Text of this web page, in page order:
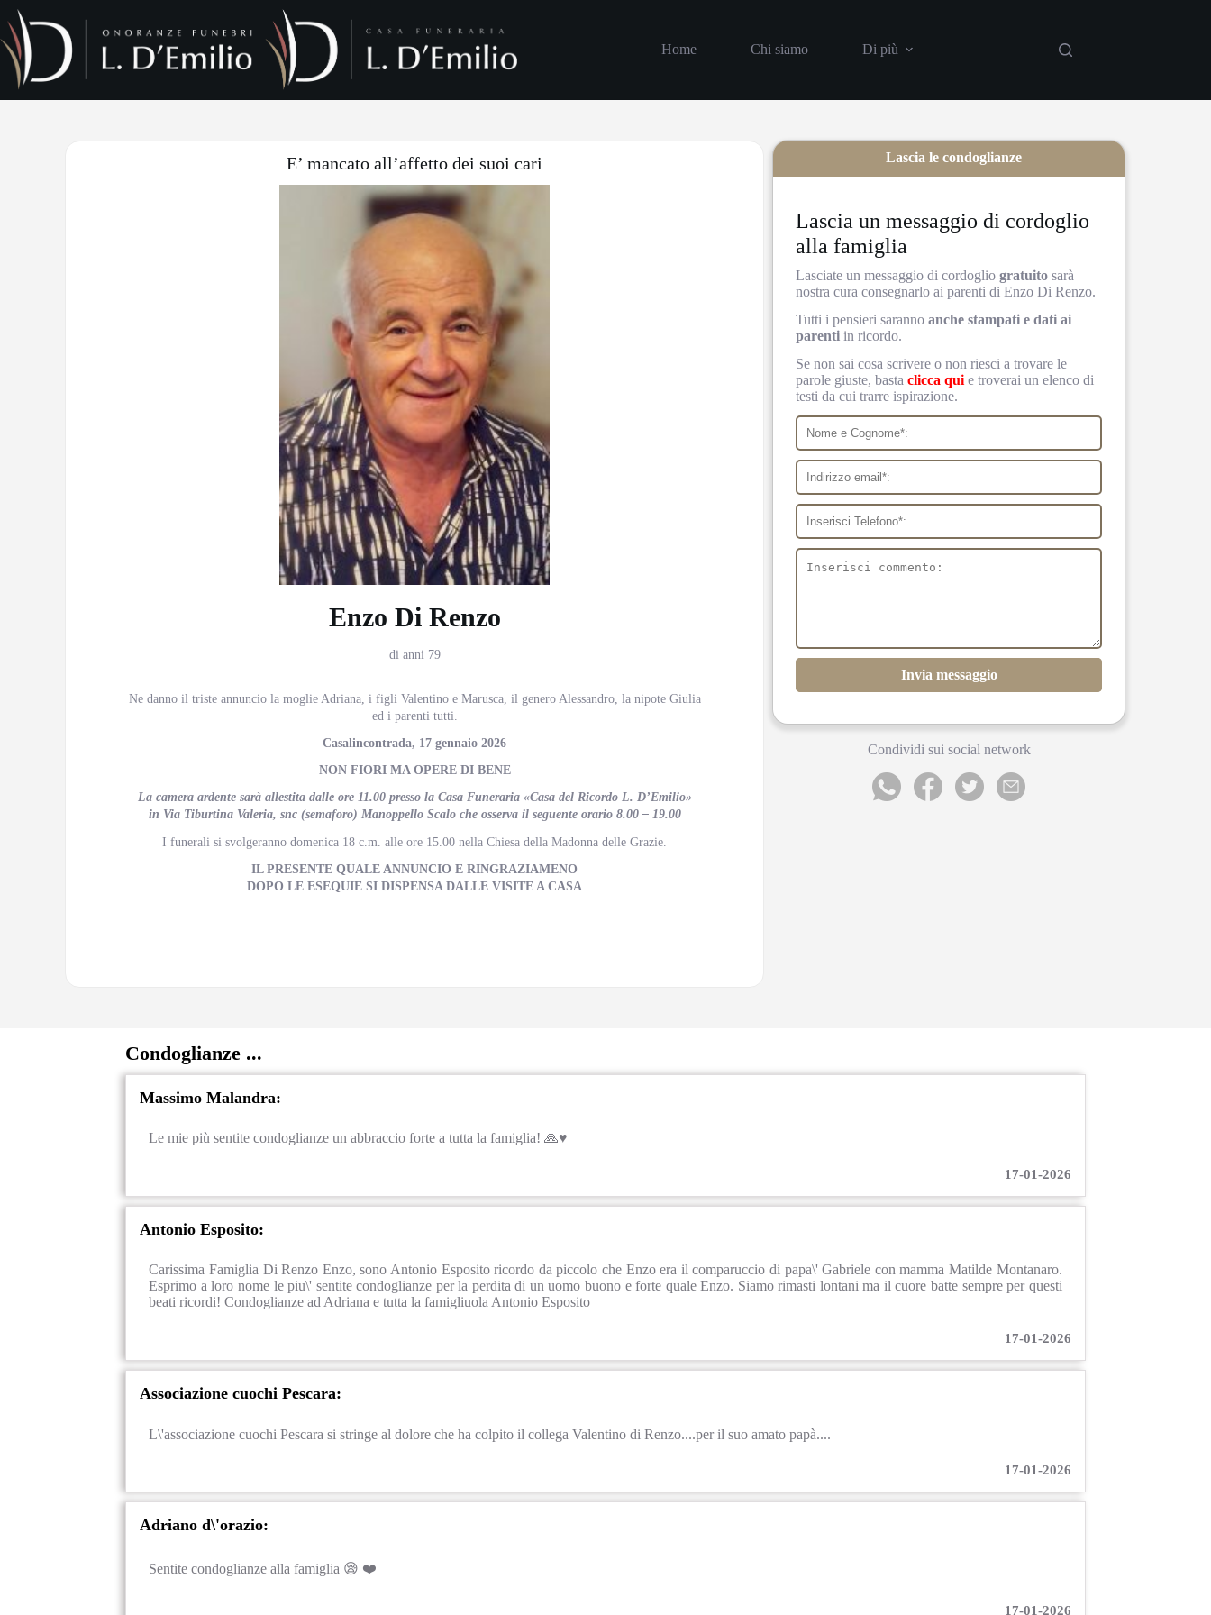
Home Chi siamo Di più
E’ mancato all’affetto dei suoi cari
Enzo Di Renzo
di anni 79
Ne danno il triste annuncio la moglie Adriana, i figli Valentino e Marusca, il genero Alessandro, la nipote Giulia
ed i parenti tutti.
Casalincontrada, 17 gennaio 2026
NON FIORI MA OPERE DI BENE
La camera ardente sarà allestita dalle ore 11.00 presso la Casa Funeraria «Casa del Ricordo L. D’Emilio»
in Via Tiburtina Valeria, snc (semaforo) Manoppello Scalo che osserva il seguente orario 8.00 – 19.00
I funerali si svolgeranno domenica 18 c.m. alle ore 15.00 nella Chiesa della Madonna delle Grazie.
IL PRESENTE QUALE ANNUNCIO E RINGRAZIAMENO
DOPO LE ESEQUIE SI DISPENSA DALLE VISITE A CASA
Lascia un messaggio di cordoglio
alla famiglia
Lasciate un messaggio di cordogliogratuito sarà
nostra cura consegnarlo ai parenti di Enzo Di Renzo.
Tutti i pensieri sarannoanche stampati e dati ai
parenti in ricordo.
Se non sai cosa scrivere o non riesci a trovare le
parole giuste, bastaclicca qui e troverai un elenco di
testi da cui trarre ispirazione.
Invia messaggio
Lascia le condoglianze
Condividi sui social network
Condoglianze ...
Massimo Malandra:
Le mie più sentite condoglianze un abbraccio forte a tutta la famiglia! 🙏♥️
17-01-2026
Antonio Esposito:
Carissima Famiglia Di Renzo Enzo, sono Antonio Esposito ricordo da piccolo che Enzo era il comparuccio di papa\' Gabriele con mamma Matilde Montanaro.
Esprimo a loro nome le piu\' sentite condoglianze per la perdita di un uomo buono e forte quale Enzo. Siamo rimasti lontani ma il cuore batte sempre per questi
beati ricordi! Condoglianze ad Adriana e tutta la famigliuola Antonio Esposito
17-01-2026
Associazione cuochi Pescara:
L\'associazione cuochi Pescara si stringe al dolore che ha colpito il collega Valentino di Renzo....per il suo amato papà....
17-01-2026
Adriano d\'orazio:
Sentite condoglianze alla famiglia 😪 ❤️
17-01-2026